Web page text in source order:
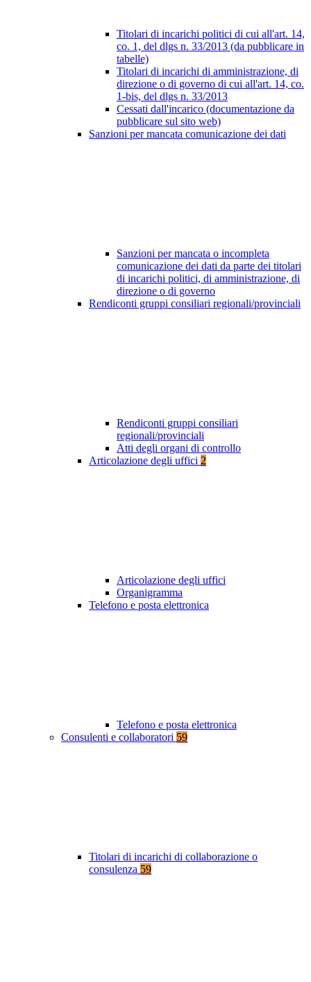
Titolari di incarichi politici di cui all'art. 14,
co. 1, del dlgs n. 33/2013 (da pubblicare in
tabelle)
Titolari di incarichi di amministrazione, di
direzione o di governo di cui all'art. 14, co.
1-bis, del dlgs n. 33/2013
Cessati dall'incarico (documentazione da
pubblicare sul sito web)
Sanzioni per mancata comunicazione dei dati
Sanzioni per mancata o incompleta
comunicazione dei dati da parte dei titolari
di incarichi politici, di amministrazione, di
direzione o di governo
Rendiconti gruppi consiliari regionali/provinciali
Rendiconti gruppi consiliari
regionali/provinciali
Atti degli organi di controllo
Articolazione degli uffici 2
Articolazione degli uffici
Organigramma
Telefono e posta elettronica
Telefono e posta elettronica
Consulenti e collaboratori 59
Titolari di incarichi di collaborazione o
consulenza 59